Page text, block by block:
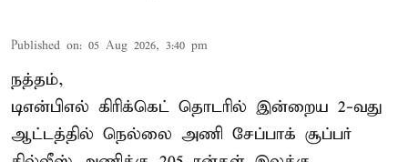
Published on: 05 Aug 2026, 3:40 pm
நத்தம்,
டிஎன்பிஎல் கிரிக்கெட் தொடரில் இன்றைய 2-வது
ஆட்டத்தில் நெல்லை அணி சேப்பாக் சூப்பர்